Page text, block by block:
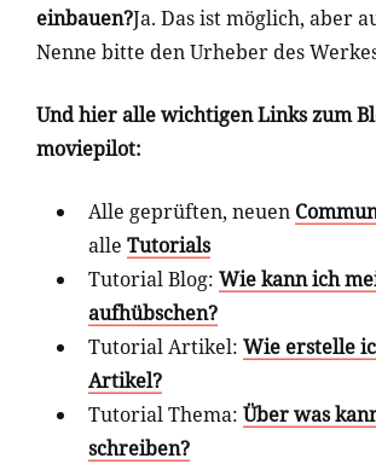
einbauen?Ja. Das ist möglich, aber
Nenne bitte den Urheber des
Und hier alle wichtigen Links zum
moviepilot:
Alle geprüften, neuen
alle Tutorials
Tutorial Blog: Wie kann ich
aufhübschen?
Tutorial Artikel: Wie erstelle
Artikel?
Tutorial Thema: Über was
schreiben?